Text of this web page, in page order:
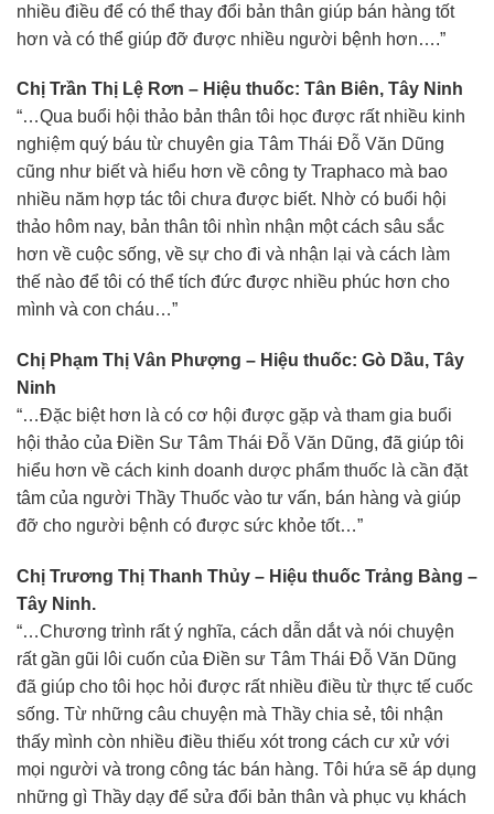
nhiều điều để có thể thay đổi bản thân giúp bán hàng tốt
hơn và có thể giúp đỡ được nhiều người bệnh hơn….”
Chị Trần Thị Lệ Rơn – Hiệu thuốc: Tân Biên, Tây Ninh
“…Qua buổi hội thảo bản thân tôi học được rất nhiều kinh
nghiệm quý báu từ chuyên gia Tâm Thái Đỗ Văn Dũng
cũng như biết và hiểu hơn về công ty Traphaco mà bao
nhiều năm hợp tác tôi chưa được biết. Nhờ có buổi hội
thảo hôm nay, bản thân tôi nhìn nhận một cách sâu sắc
hơn về cuộc sống, về sự cho đi và nhận lại và cách làm
thế nào để tôi có thể tích đức được nhiều phúc hơn cho
mình và con cháu…”
Chị Phạm Thị Vân Phượng – Hiệu thuốc: Gò Dầu, Tây
Ninh
“…Đặc biệt hơn là có cơ hội được gặp và tham gia buổi
hội thảo của Điền Sư Tâm Thái Đỗ Văn Dũng, đã giúp tôi
hiểu hơn về cách kinh doanh dược phẩm thuốc là cần đặt
tâm của người Thầy Thuốc vào tư vấn, bán hàng và giúp
đỡ cho người bệnh có được sức khỏe tốt…”
Chị Trương Thị Thanh Thủy – Hiệu thuốc Trảng Bàng –
Tây Ninh.
“…Chương trình rất ý nghĩa, cách dẫn dắt và nói chuyện
rất gần gũi lôi cuốn của Điền sư Tâm Thái Đỗ Văn Dũng
đã giúp cho tôi học hỏi được rất nhiều điều từ thực tế cuốc
sống. Từ những câu chuyện mà Thầy chia sẻ, tôi nhận
thấy mình còn nhiều điều thiếu xót trong cách cư xử với
mọi người và trong công tác bán hàng. Tôi hứa sẽ áp dụng
những gì Thầy dạy để sửa đổi bản thân và phục vụ khách